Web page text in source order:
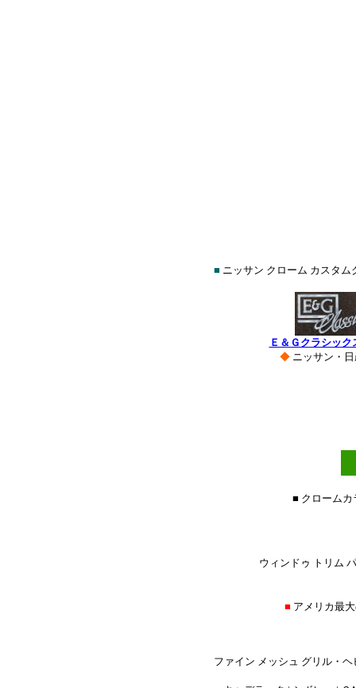
■ ニッサン クローム カスタ
Ｅ＆Ｇクラシック
◆ニッサン・日
■ クロームカ
ウィンドゥ トリム
■ アメリカ最
ファイン メッシュ グリル・